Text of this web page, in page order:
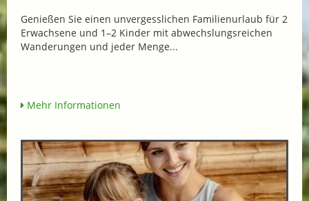
Genießen Sie einen unvergesslichen Familienurlaub für 2
Erwachsene und 1–2 Kinder mit abwechslungsreichen
Wanderungen und jeder Menge...
Mehr Informationen